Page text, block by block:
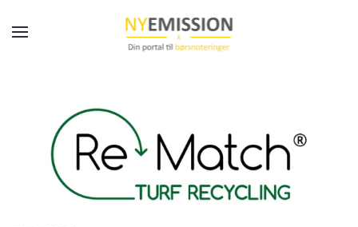
Gå til hovedindhold